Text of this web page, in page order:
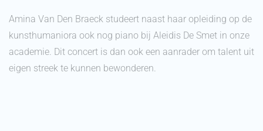
Amina Van Den Braeck studeert naast haar opleiding op de
kunsthumaniora ook nog piano bij Aleidis De Smet in onze
academie. Dit concert is dan ook een aanrader om talent uit
eigen streek te kunnen bewonderen.